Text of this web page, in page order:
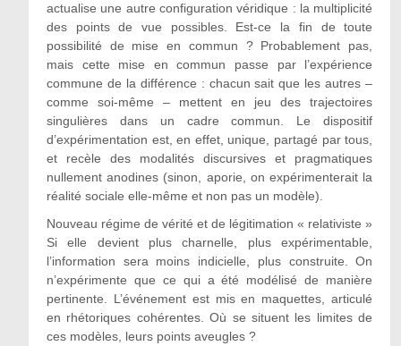
actualise une autre configuration véridique : la multiplicité
des points de vue possibles. Est-ce la fin de toute
possibilité de mise en commun ? Probablement pas,
mais cette mise en commun passe par l’expérience
commune de la différence : chacun sait que les autres –
comme soi-même – mettent en jeu des trajectoires
singulières dans un cadre commun. Le dispositif
d’expérimentation est, en effet, unique, partagé par tous,
et recèle des modalités discursives et pragmatiques
nullement anodines (sinon, aporie, on expérimenterait la
réalité sociale elle-même et non pas un modèle).
Nouveau régime de vérité et de légitimation « relativiste »
Si elle devient plus charnelle, plus expérimentable,
l’information sera moins indicielle, plus construite. On
n’expérimente que ce qui a été modélisé de manière
pertinente. L’événement est mis en maquettes, articulé
en rhétoriques cohérentes. Où se situent les limites de
ces modèles, leurs points aveugles ?